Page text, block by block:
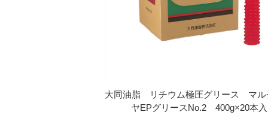
大同油脂 リチウム極圧グリース マル
ヤEPグリースNo.2 400g×20本入